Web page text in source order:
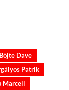
Böjte Dave
Patrik
Marcell